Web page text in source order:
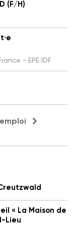
(F/H)
- EPE IDF
« La Maison de
Lieu